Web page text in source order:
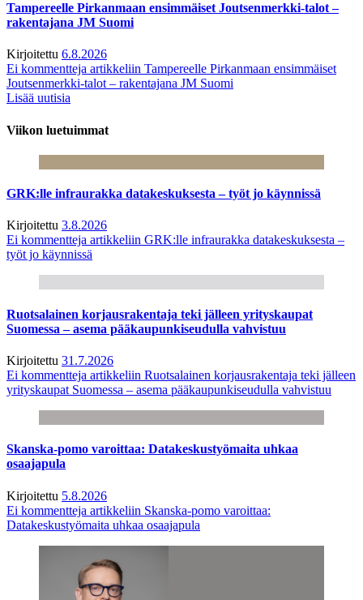
Tampereelle Pirkanmaan ensimmäiset Joutsenmerkki-talot –
rakentajana JM Suomi
Kirjoitettu 6.8.2026
Ei kommentteja artikkeliin Tampereelle Pirkanmaan ensimmäiset
Joutsenmerkki-talot – rakentajana JM Suomi
Lisää uutisia
Viikon luetuimmat
GRK:lle infraurakka datakeskuksesta – työt jo käynnissä
Kirjoitettu 3.8.2026
Ei kommentteja artikkeliin GRK:lle infraurakka datakeskuksesta –
työt jo käynnissä
Ruotsalainen korjausrakentaja teki jälleen yrityskaupat
Suomessa – asema pääkaupunkiseudulla vahvistuu
Kirjoitettu 31.7.2026
Ei kommentteja artikkeliin Ruotsalainen korjausrakentaja teki jälleen
yrityskaupat Suomessa – asema pääkaupunkiseudulla vahvistuu
Skanska-pomo varoittaa: Datakeskustyömaita uhkaa
osaajapula
Kirjoitettu 5.8.2026
Ei kommentteja artikkeliin Skanska-pomo varoittaa:
Datakeskustyömaita uhkaa osaajapula